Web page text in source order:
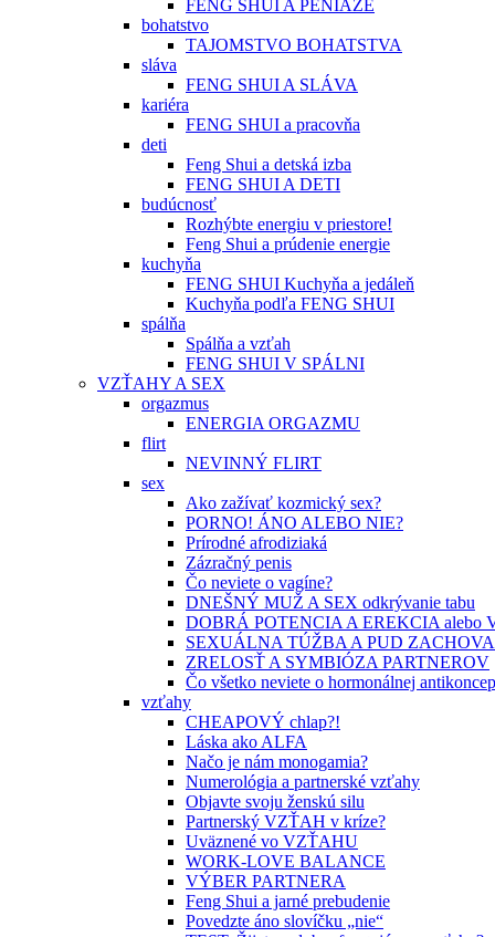
FENG SHUI A PENIAZE
bohatstvo
TAJOMSTVO BOHATSTVA
sláva
FENG SHUI A SLÁVA
kariéra
FENG SHUI a pracovňa
deti
Feng Shui a detská izba
FENG SHUI A DETI
budúcnosť
Rozhýbte energiu v priestore!
Feng Shui a prúdenie energie
kuchyňa
FENG SHUI Kuchyňa a jedáleň
Kuchyňa podľa FENG SHUI
spálňa
Spálňa a vzťah
FENG SHUI V SPÁLNI
VZŤAHY A SEX
orgazmus
ENERGIA ORGAZMU
flirt
NEVINNÝ FLIRT
sex
Ako zažívať kozmický sex?
PORNO! ÁNO ALEBO NIE?
Prírodné afrodiziaká
Zázračný penis
Čo neviete o vagíne?
DNEŠNÝ MUŽ A SEX odkrývanie tabu
DOBRÁ POTENCIA A EREKCIA
SEXUÁLNA TÚŽBA A PUD
ZRELOSŤ A SYMBIÓZA PARTNEROV
Čo všetko neviete o hormonálnej
vzťahy
CHEAPOVÝ chlap?!
Láska ako ALFA
Načo je nám monogamia?
Numerológia a partnerské vzťahy
Objavte svoju ženskú silu
Partnerský VZŤAH v kríze?
Uväznené vo VZŤAHU
WORK-LOVE BALANCE
VÝBER PARTNERA
Feng Shui a jarné prebudenie
Povedzte áno slovíčku „nie“